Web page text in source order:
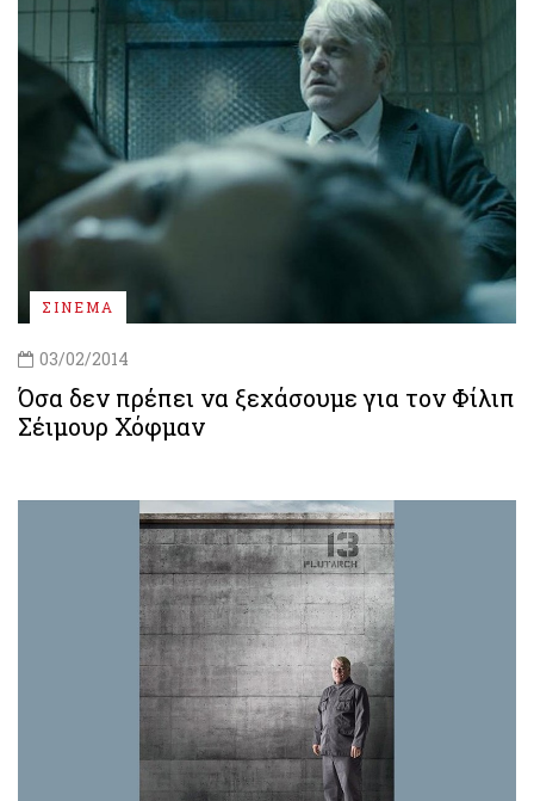
ΣΙΝΕΜΑ
03/02/2014
Όσα δεν πρέπει να ξεχάσουμε για τον Φίλιπ
Σέιμουρ Χόφμαν